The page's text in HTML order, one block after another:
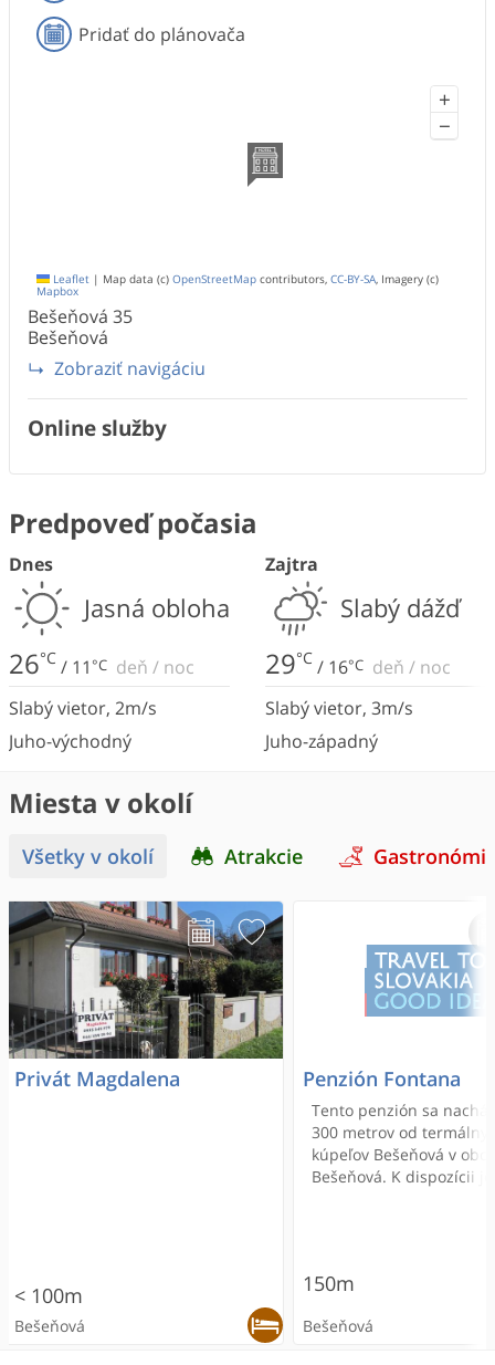
Pridať do plánovača
+
−
Leaflet | Map data (c) OpenStreetMap contributors, CC-BY-SA, Imagery (c)
Mapbox
Bešeňová 35
Bešeňová
Zobraziť navigáciu
Online služby
Predpoveď počasia
Dnes
Jasná obloha
26°C / 11°C deň / noc
Slabý vietor, 2m/s
Juho-východný
Zajtra
Slabý dážď
29°C / 16°C deň / noc
Slabý vietor, 3m/s
Juho-západný
Miesta v okolí
Všetky v okolí Atrakcie
Privát Magdalena
< 100m
Bešeňová
Penzión Fontana
Tento penzión sa
300 metrov od
kúpeľov Bešeňová v obci
Bešeňová. K dispozícii
monitorované
slovenskej kuchyne.
150m
Bešeňová